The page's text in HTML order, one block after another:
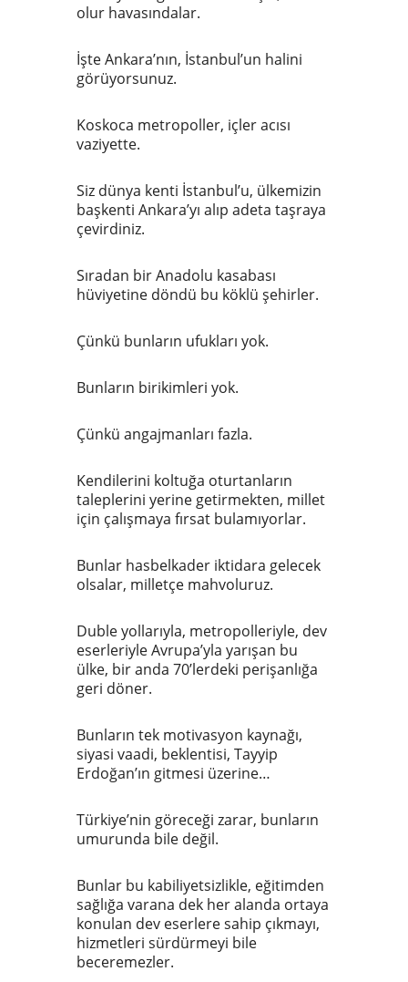
olur havasındalar.
İşte Ankara’nın, İstanbul’un halini
görüyorsunuz.
Koskoca metropoller, içler acısı
vaziyette.
Siz dünya kenti İstanbul’u, ülkemizin
başkenti Ankara’yı alıp adeta taşraya
çevirdiniz.
Sıradan bir Anadolu kasabası
hüviyetine döndü bu köklü şehirler.
Çünkü bunların ufukları yok.
Bunların birikimleri yok.
Çünkü angajmanları fazla.
Kendilerini koltuğa oturtanların
taleplerini yerine getirmekten, millet
için çalışmaya fırsat bulamıyorlar.
Bunlar hasbelkader iktidara gelecek
olsalar, milletçe mahvoluruz.
Duble yollarıyla, metropolleriyle, dev
eserleriyle Avrupa’yla yarışan bu
ülke, bir anda 70’lerdeki perişanlığa
geri döner.
Bunların tek motivasyon kaynağı,
siyasi vaadi, beklentisi, Tayyip
Erdoğan’ın gitmesi üzerine…
Türkiye’nin göreceği zarar, bunların
umurunda bile değil.
Bunlar bu kabiliyetsizlikle, eğitimden
sağlığa varana dek her alanda ortaya
konulan dev eserlere sahip çıkmayı,
hizmetleri sürdürmeyi bile
beceremezler.